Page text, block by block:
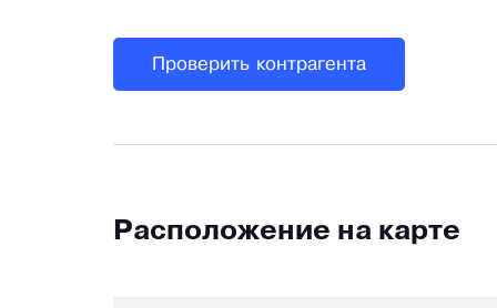
Проверить контрагента
Расположение на карте